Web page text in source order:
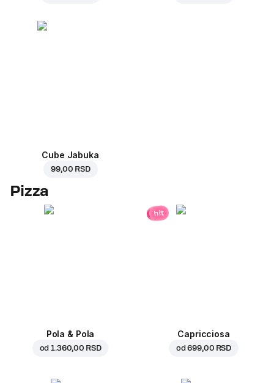
Cube Jabuka
99,00 RSD
Pizza
Pola & Pola
od1.360,00 RSD
hit
Capricciosa
od699,00 RSD